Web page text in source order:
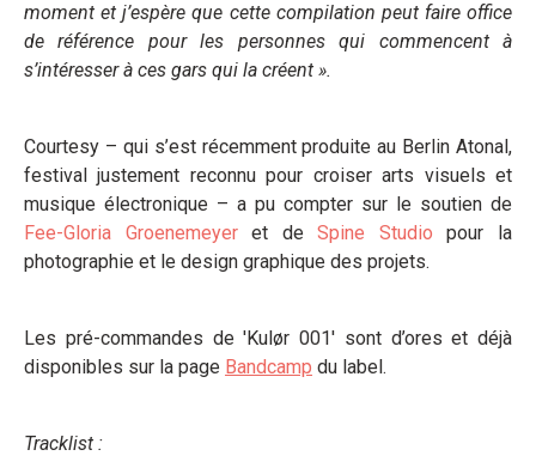
moment et j’espère que cette compilation peut faire office
de référence pour les personnes qui commencent à
s’intéresser à ces gars qui la créent ».
Courtesy – qui s’est récemment produite au Berlin Atonal,
festival justement reconnu pour croiser arts visuels et
musique électronique – a pu compter sur le soutien de
Fee-Gloria Groenemeyeret deSpine Studio pour la
photographie et le design graphique des projets.
Les pré-commandes de 'Kulør 001' sont d’ores et déjà
disponibles sur la page Bandcamp du label.
Tracklist :